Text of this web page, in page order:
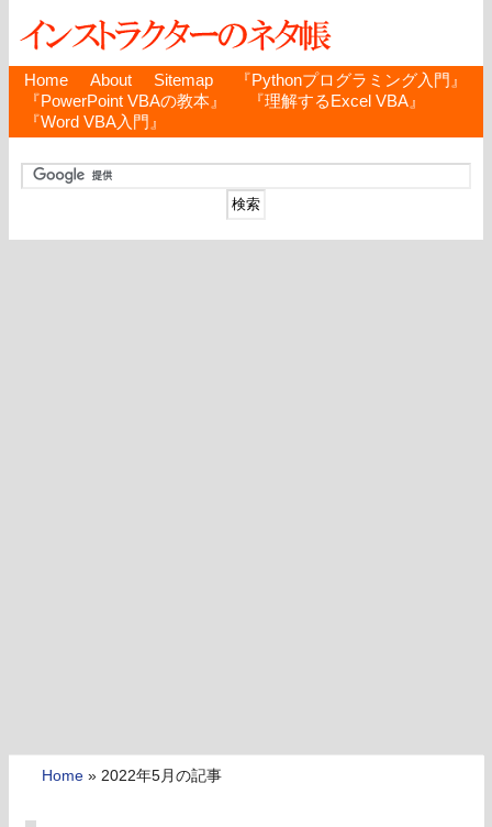
Home About Sitemap
『Pythonプログラミング入門』
『PowerPoint VBAの教本』
『理解するExcel VBA』
『Word VBA入門』
Home » 2022年5月の記事